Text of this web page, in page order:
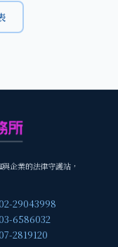
企業的法律守護站，
29043998
6586032
2819120